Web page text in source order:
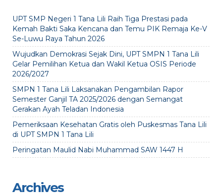
UPT SMP Negeri 1 Tana Lili Raih Tiga Prestasi pada
Kemah Bakti Saka Kencana dan Temu PIK Remaja Ke-V
Se-Luwu Raya Tahun 2026
Wujudkan Demokrasi Sejak Dini, UPT SMPN 1 Tana Lili
Gelar Pemilihan Ketua dan Wakil Ketua OSIS Periode
2026/2027
SMPN 1 Tana Lili Laksanakan Pengambilan Rapor
Semester Ganjil TA 2025/2026 dengan Semangat
Gerakan Ayah Teladan Indonesia
Pemeriksaan Kesehatan Gratis oleh Puskesmas Tana Lili
di UPT SMPN 1 Tana Lili
Peringatan Maulid Nabi Muhammad SAW 1447 H
Archives